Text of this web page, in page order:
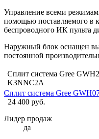
Управление всеми
помощью поставляемого в
беспроводного ИК пульта
Наружный блок оснащен
постоянной
Сплит система Gree
K3NNC2A
Сплит система Gree
24 400 руб.
Лидер продаж
да